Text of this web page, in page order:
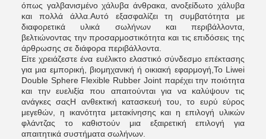
όπως γαλβανισμένο χάλυβα άνθρακα, ανοξείδωτο χάλυβα
και πολλά άλλα.Αυτό εξασφαλίζει τη συμβατότητα με
διαφορετικά υλικά σωλήνων και περιβάλλοντα,
βελτιώνοντας την προσαρμοστικότητα και τις επιδόσεις της
άρθρωσης σε διάφορα περιβάλλοντα.
Είτε χρειάζεστε ένα ευέλικτο ελαστικό σύνδεσμο επέκτασης
για μια εμπορική, βιομηχανική ή οικιακή εφαρμογή,Το Liwei
Double Sphere Flexible Rubber Joint παρέχει την ποιότητα
και την ευελιξία που απαιτούνται για να καλύψουν τις
ανάγκες σαςΗ ανθεκτική κατασκευή του, το ευρύ εύρος
μεγεθών, η ικανότητα μετακίνησης και η επιλογή υλικών
φλάντζας το καθιστούν μια εξαιρετική επιλογή για
απαιτητικά συστήματα σωλήνων.